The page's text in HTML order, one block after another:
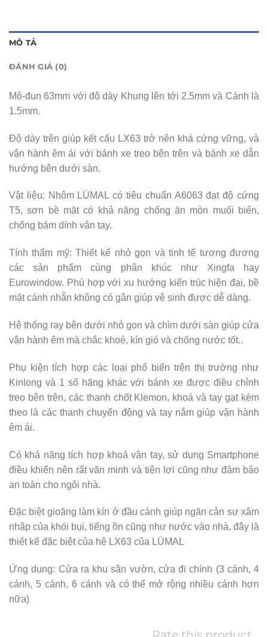
MÔ TẢ
ĐÁNH GIÁ (0)
Mô-đun 63mm với độ dày Khung lên tới 2.5mm và Cánh là
1.5mm.
Độ dày trên giúp kết cấu LX63 trở nên khá cứng vững, và
vận hành êm ái với bánh xe treo bên trên và bánh xe dẫn
hướng bên dưới sàn.
Vật liệu: Nhôm LÜMAL có tiêu chuẩn A6063 đạt độ cứng
T5, sơn bề mặt có khả năng chống ăn mòn muối biển,
chống bám dính vân tay.
Tính thẩm mỹ: Thiết kế nhỏ gọn và tinh tế tương đương
các sản phẩm cùng phân khúc như Xingfa hay
Eurowindow. Phù hợp với xu hướng kiến trúc hiện đại, bề
mặt cánh nhẵn không có gân giúp vệ sinh được dễ dàng.
Hệ thống ray bên dưới nhỏ gọn và chìm dưới sàn giúp cửa
vận hành êm mà chắc khoẻ, kín gió và chống nước tốt..
Phụ kiện tích hợp các loại phổ biến trên thị trường như
Kinlong và 1 số hãng khác với bánh xe được điều chỉnh
treo bên trên, các thanh chốt Klemon, khoá và tay gạt kèm
theo là các thanh chuyển động và tay nắm giúp vận hành
êm ái.
Có khả năng tích hợp khoá vân tay, sử dụng Smartphone
điều khiển nên rất văn minh và tiện lợi cũng như đảm bảo
an toàn cho ngôi nhà.
Đặc biệt gioăng làm kín ở đầu cánh giúp ngăn cản sự xâm
nhập của khói bụi, tiếng ồn cũng như nước vào nhà, đây là
thiết kế đặc biệt của hệ LX63 của LÜMAL
Ứng dụng: Cửa ra khu sân vườn, cửa đi chính (3 cánh, 4
cánh, 5 cánh, 6 cánh và có thể mở rộng nhiều cánh hơn
nữa)